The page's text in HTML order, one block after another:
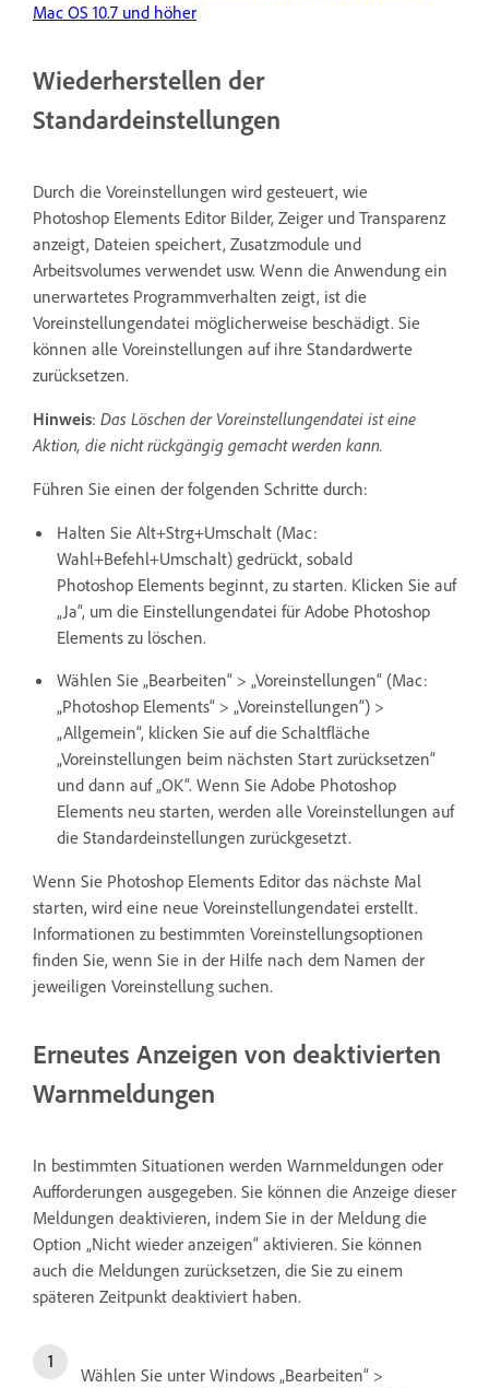
Mac OS 10.7 und höher
Wiederherstellen der
Standardeinstellungen
Durch die Voreinstellungen wird gesteuert, wie
Photoshop Elements Editor Bilder, Zeiger und Transparenz
anzeigt, Dateien speichert, Zusatzmodule und
Arbeitsvolumes verwendet usw. Wenn die Anwendung ein
unerwartetes Programmverhalten zeigt, ist die
Voreinstellungendatei möglicherweise beschädigt. Sie
können alle Voreinstellungen auf ihre Standardwerte
zurücksetzen.
Hinweis: Das Löschen der Voreinstellungendatei ist eine
Aktion, die nicht rückgängig gemacht werden kann.
Führen Sie einen der folgenden Schritte durch:
Halten Sie Alt+Strg+Umschalt (Mac:
Wahl+Befehl+Umschalt) gedrückt, sobald
Photoshop Elements beginnt, zu starten. Klicken Sie auf
„Ja“, um die Einstellungendatei für Adobe Photoshop
Elements zu löschen.
Wählen Sie „Bearbeiten“ > „Voreinstellungen“ (Mac:
„Photoshop Elements“ > „Voreinstellungen“) >
„Allgemein“, klicken Sie auf die Schaltfläche
„Voreinstellungen beim nächsten Start zurücksetzen“
und dann auf „OK“. Wenn Sie Adobe Photoshop
Elements neu starten, werden alle Voreinstellungen auf
die Standardeinstellungen zurückgesetzt.
Wenn Sie Photoshop Elements Editor das nächste Mal
starten, wird eine neue Voreinstellungendatei erstellt.
Informationen zu bestimmten Voreinstellungsoptionen
finden Sie, wenn Sie in der Hilfe nach dem Namen der
jeweiligen Voreinstellung suchen.
Erneutes Anzeigen von deaktivierten
Warnmeldungen
In bestimmten Situationen werden Warnmeldungen oder
Aufforderungen ausgegeben. Sie können die Anzeige dieser
Meldungen deaktivieren, indem Sie in der Meldung die
Option „Nicht wieder anzeigen“ aktivieren. Sie können
auch die Meldungen zurücksetzen, die Sie zu einem
späteren Zeitpunkt deaktiviert haben.
Wählen Sie unter Windows „Bearbeiten“ >